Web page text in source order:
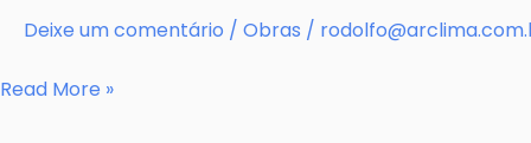
Deixe um comentário / Obras /
Midway
Read More »